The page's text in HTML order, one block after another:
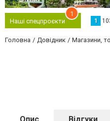
Наші спецпроєкти
1
1
Головна Довідник Магазини,